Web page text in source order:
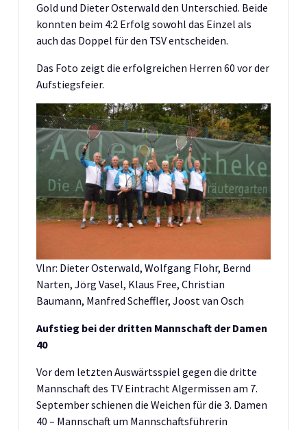
Gold und Dieter Osterwald den Unterschied. Beide
konnten beim 4:2 Erfolg sowohl das Einzel als
auch das Doppel für den TSV entscheiden.
Das Foto zeigt die erfolgreichen Herren 60 vor der
Aufstiegsfeier.
Vlnr: Dieter Osterwald, Wolfgang Flohr, Bernd
Narten, Jörg Vasel, Klaus Free, Christian
Baumann, Manfred Scheffler, Joost van Osch
Aufstieg bei der dritten Mannschaft der Damen
40
Vor dem letzten Auswärtsspiel gegen die dritte
Mannschaft des TV Eintracht Algermissen am 7.
September schienen die Weichen für die 3. Damen
40 – Mannschaft um Mannschaftsführerin